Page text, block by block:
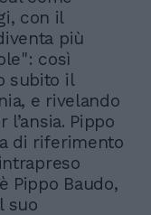
con il
più
così
subito il
e rivelando
Pippo
di riferimento
Pippo Baudo,
suo